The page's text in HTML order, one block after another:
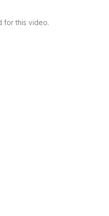
for this video.